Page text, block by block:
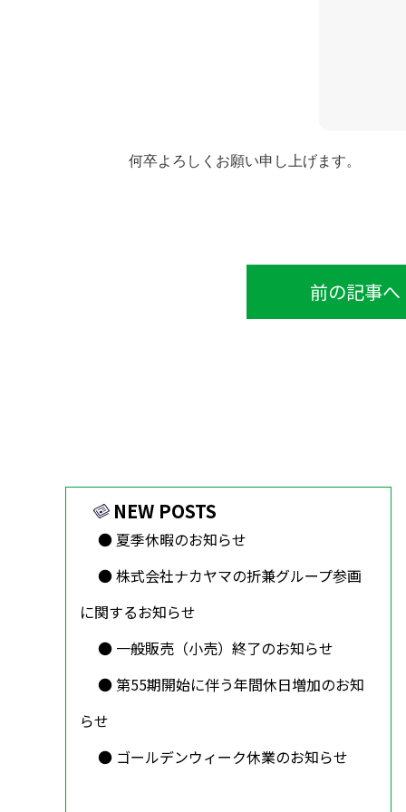
何卒よろしくお願い申し上げます。
前の記事へ
NEW POSTS
夏季休暇のお知らせ
株式会社ナカヤマの折兼グループ参画
に関するお知らせ
一般販売（小売）終了のお知らせ
第55期開始に伴う年間休日増加のお知
らせ
ゴールデンウィーク休業のお知らせ